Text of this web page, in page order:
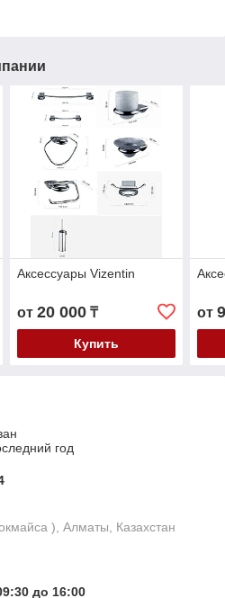
Аксессуары Vizentin
от 20 000₸
Купить
от
год
), Алматы, Казахстан
до 16:00